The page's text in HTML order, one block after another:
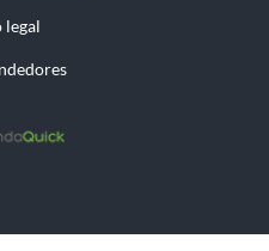
legal